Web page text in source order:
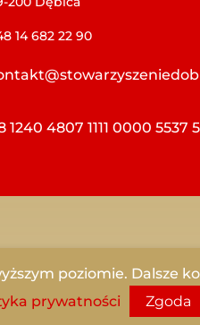
14 682 22 90
1240 4807 1111 0000 5537
Utrzymanie i
poziomie. Dalsze
prywatności
Zgoda